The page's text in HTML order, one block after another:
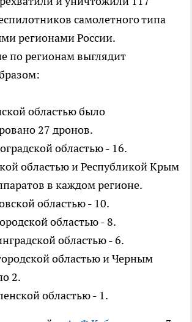
самолетного типа
регионами России.
по регионам выглядит
областью было
27 дронов.
областью - 16.
областью и Республикой Крым
в каждом регионе.
областью - 10.
областью - 8.
областью - 6.
областью и Черным
2.
областью - 1.